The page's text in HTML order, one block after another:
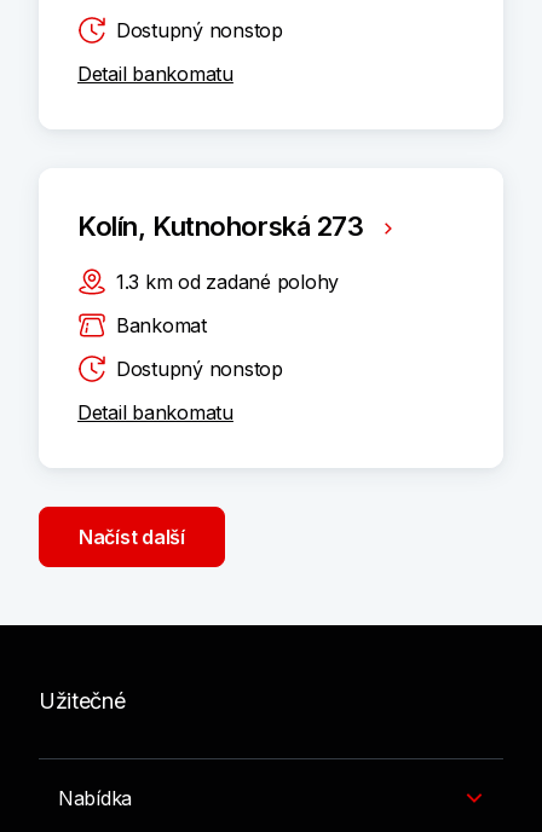
Dostupný nonstop
Detail bankomatu
Kolín, Kutnohorská 273
1.3 km od zadané polohy
Bankomat
Dostupný nonstop
Detail bankomatu
Načíst další
Užitečné
Nabídka